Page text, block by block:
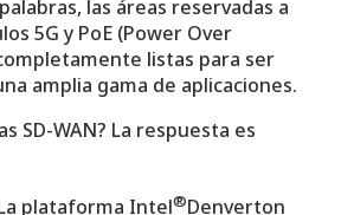
las áreas reservadas a
5G y PoE (Power Over
listas para ser
amplia gama de aplicaciones.
SD-WAN? La respuesta es
plataforma Intel®Denverton